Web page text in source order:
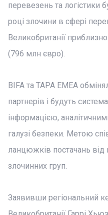
перевезень та логістики
році злочини в сфері
Великобританії
(796 млн євро).
BIFA та TAPA EMEA
партнерів і будуть
інформацією,
галузі безпеки. Метою
ланцюжків постачань
злочинних груп.
Заявивши регіональний